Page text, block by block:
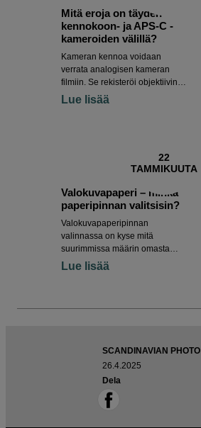
editointiin ja videotuotantoon.
Mitä eroja on täyden
kennokoon- ja APS-C -
kameroiden välillä?
Kameran kennoa voidaan
verrata analogisen kameran
filmiin. Se rekisteröi objektiivin
läpi tulevan valon ja muuntaa
kuvakennojen tärkeimmät asiat
ja niiden väliset erot.
Lue lisää
22
TAMMIKUUTA
Valokuvapaperi – minkä
paperipinnan valitsisin?
Valokuvapaperipinnan
valinnassa on kyse mitä
suurimmissa määrin omasta
mausta – eli siitä, mistä tykkää.
antaa samalle kuvalle täysin
kannattaa ottaa huomioon
paperia valittaessa.
Lue lisää
SCANDINAVIAN PHOTO
26.4.2025
Dela